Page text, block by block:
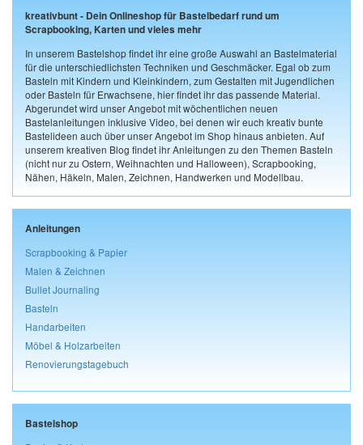
kreativbunt - Dein Onlineshop für Bastelbedarf rund um
Scrapbooking, Karten und vieles mehr
In unserem Bastelshop findet ihr eine große Auswahl an Bastelmaterial
für die unterschiedlichsten Techniken und Geschmäcker. Egal ob zum
Basteln mit Kindern und Kleinkindern, zum Gestalten mit Jugendlichen
oder Basteln für Erwachsene, hier findet ihr das passende Material.
Abgerundet wird unser Angebot mit wöchentlichen neuen
Bastelanleitungen inklusive Video, bei denen wir euch kreativ bunte
Bastelideen auch über unser Angebot im Shop hinaus anbieten. Auf
unserem kreativen Blog findet ihr Anleitungen zu den Themen Basteln
(nicht nur zu Ostern, Weihnachten und Halloween), Scrapbooking,
Nähen, Häkeln, Malen, Zeichnen, Handwerken und Modellbau.
Anleitungen
Scrapbooking & Papier
Malen & Zeichnen
Bullet Journaling
Basteln
Handarbeiten
Möbel & Holzarbeiten
Renovierungstagebuch
Bastelshop